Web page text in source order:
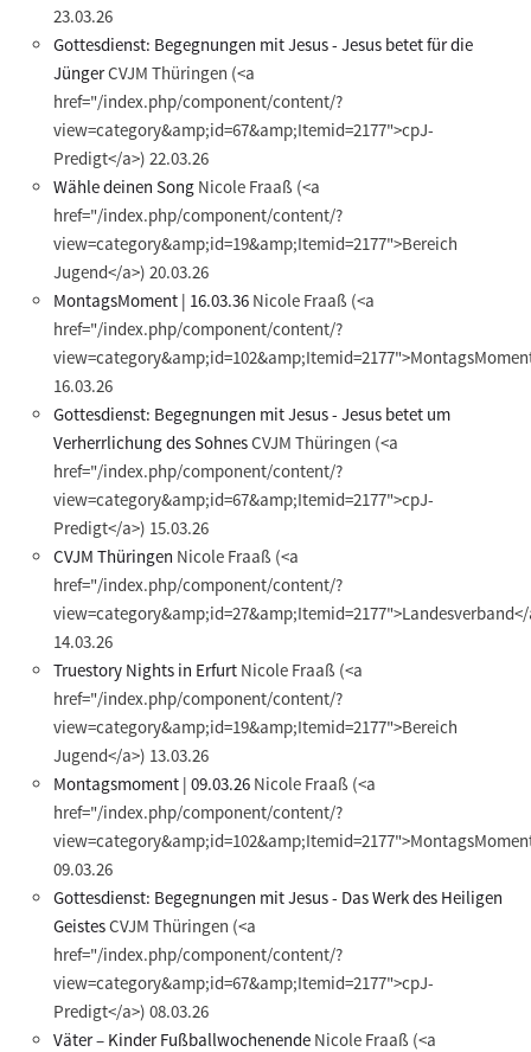
23.03.26
Gottesdienst: Begegnungen mit Jesus - Jesus betet für die
JüngerCVJM Thüringen (<a
href="/index.php/component/content/?
view=category&amp;id=67&amp;Itemid=2177">cpJ-
Predigt</a>) 22.03.26
Wähle deinen Song Nicole Fraaß (<a
href="/index.php/component/content/?
view=category&amp;id=19&amp;Itemid=2177">Bereich
Jugend</a>) 20.03.26
MontagsMoment | 16.03.36 Nicole Fraaß (<a
href="/index.php/component/content/?
16.03.26
Gottesdienst: Begegnungen mit Jesus - Jesus betet um
Verherrlichung des SohnesCVJM Thüringen (<a
href="/index.php/component/content/?
view=category&amp;id=67&amp;Itemid=2177">cpJ-
Predigt</a>) 15.03.26
CVJM Thüringen Nicole Fraaß (<a
href="/index.php/component/content/?
14.03.26
Truestory Nights in Erfurt Nicole Fraaß (<a
href="/index.php/component/content/?
view=category&amp;id=19&amp;Itemid=2177">Bereich
Jugend</a>) 13.03.26
Montagsmoment | 09.03.26 Nicole Fraaß (<a
href="/index.php/component/content/?
09.03.26
Gottesdienst: Begegnungen mit Jesus - Das Werk des Heiligen
GeistesCVJM Thüringen (<a
href="/index.php/component/content/?
view=category&amp;id=67&amp;Itemid=2177">cpJ-
Predigt</a>) 08.03.26
Väter – Kinder Fußballwochenende Nicole Fraaß (<a